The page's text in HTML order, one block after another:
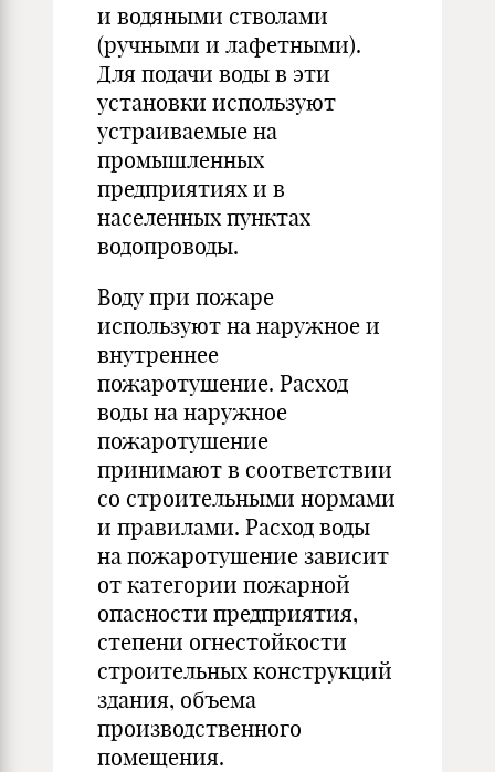
и водяными стволами
(ручными и лафетными).
Для подачи воды в эти
установки используют
устраиваемые на
промышленных
предприятиях и в
населенных пунктах
водопроводы.
Воду при пожаре
используют на наружное и
внутреннее
пожаротушение. Расход
воды на наружное
пожаротушение
принимают в соответствии
со строительными нормами
и правилами. Расход воды
на пожаротушение зависит
от категории пожарной
опасности предприятия,
степени огнестойкости
строительных конструкций
здания, объема
производственного
помещения.